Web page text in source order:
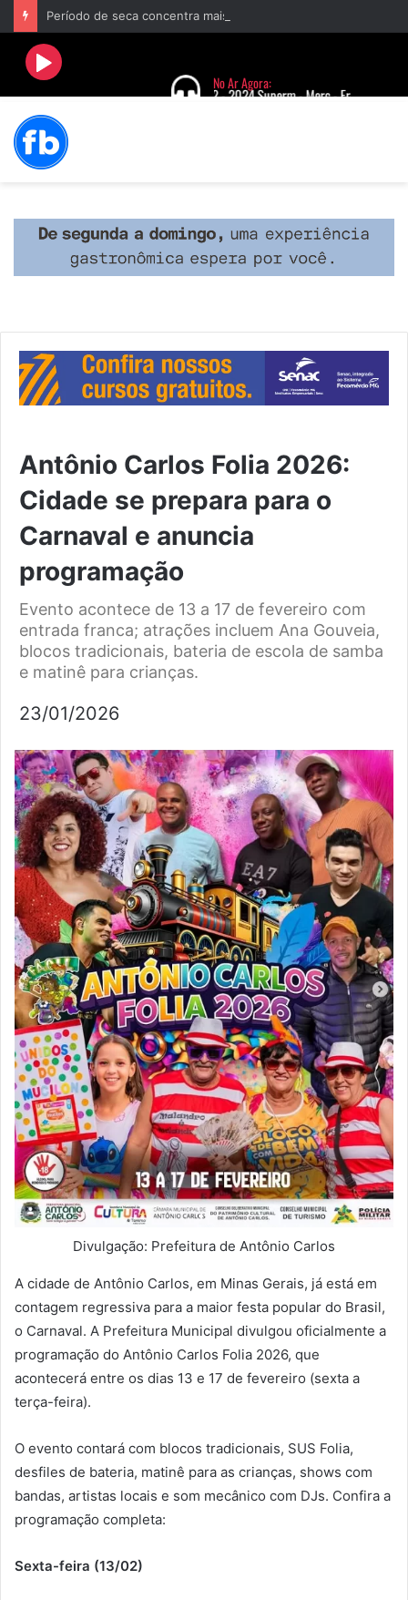
Antônio Carlos Folia 2026:
Cidade se prepara para o
Carnaval e anuncia
programação
Evento acontece de 13 a 17 de fevereiro com
entrada franca; atrações incluem Ana Gouveia,
blocos tradicionais, bateria de escola de samba
e matinê para crianças.
23/01/2026
Divulgação: Prefeitura de Antônio Carlos
A cidade de Antônio Carlos, em Minas Gerais, já está em
contagem regressiva para a maior festa popular do Brasil,
o Carnaval. A Prefeitura Municipal divulgou oficialmente a
programação do Antônio Carlos Folia 2026, que
acontecerá entre os dias 13 e 17 de fevereiro (sexta a
terça-feira).
O evento contará com blocos tradicionais, SUS Folia,
desfiles de bateria, matinê para as crianças, shows com
bandas, artistas locais e som mecânico com DJs. Confira a
programação completa:
Sexta-feira (13/02)